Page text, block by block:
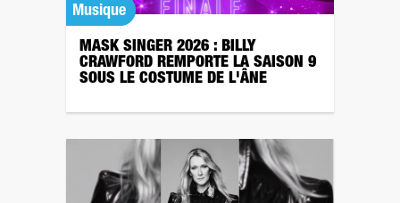
Musique
MASK SINGER 2026 : BILLY
CRAWFORD REMPORTE LA SAISON 9
SOUS LE COSTUME DE L'ÂNE